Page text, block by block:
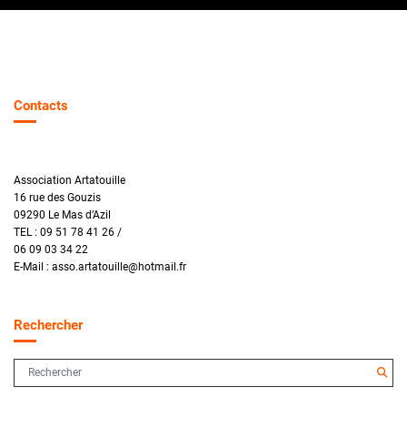
Contacts
Association Artatouille
16 rue des Gouzis
09290 Le Mas d’Azil
TEL : 09 51 78 41 26 /
06 09 03 34 22
E-Mail : asso.artatouille@hotmail.fr
Rechercher